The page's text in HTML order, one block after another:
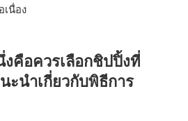
นื่อง
คือควรเลือกชิปปิ้งที่
ะนำเกี่ยวกับพิธีการ